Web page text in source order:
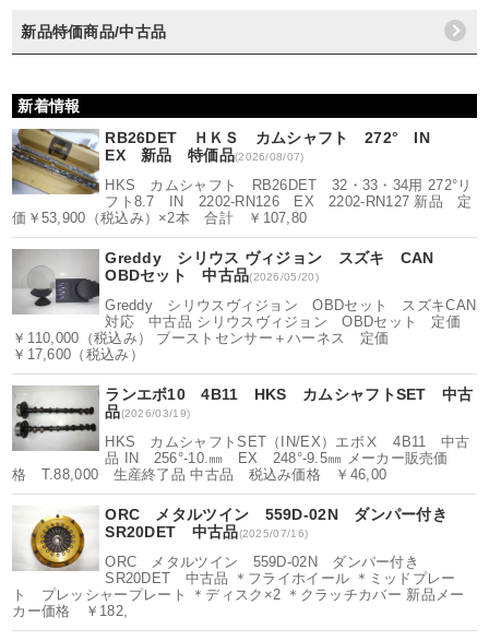
新品特価商品/中古品
新着情報
RB26DET ＨＫＳ カムシャフト 272° IN
EX 新品 特価品(2026/08/07)
HKS カムシャフト RB26DET 32・33・34用 272°リ
フト8.7 IN 2202-RN126 EX 2202-RN127 新品 定
価￥53,900（税込み）×2本 合計 ￥107,80
Greddy シリウス ヴィジョン スズキ CAN
OBDセット 中古品(2026/05/20)
Greddy シリウスヴィジョン OBDセット スズキCAN
対応 中古品 シリウスヴィジョン OBDセット 定価
￥110,000（税込み） ブーストセンサー＋ハーネス 定価
￥17,600（税込み）
ランエボ10 4B11 HKS カムシャフトSET 中古
品(2026/03/19)
HKS カムシャフトSET（IN/EX）エボⅩ 4B11 中古
品 IN 256°-10.㎜ EX 248°-9.5㎜ メーカー販売価
格 T.88,000 生産終了品 中古品 税込み価格 ￥46,00
ORC メタルツイン 559D-02N ダンパー付き
SR20DET 中古品(2025/07/16)
ORC メタルツイン 559D-02N ダンパー付き
SR20DET 中古品 ＊フライホイール ＊ミッドプレー
ト プレッシャープレート ＊ディスク×2 ＊クラッチカバー 新品メー
カー価格 ￥182,